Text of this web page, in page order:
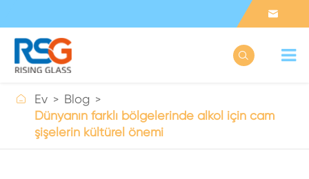


 Ev
Blog
Dünyanın farklı bölgelerinde alkol için cam
şişelerin kültürel önemi